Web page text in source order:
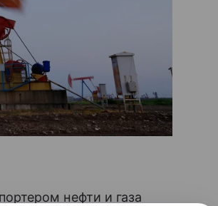
нефти и газа